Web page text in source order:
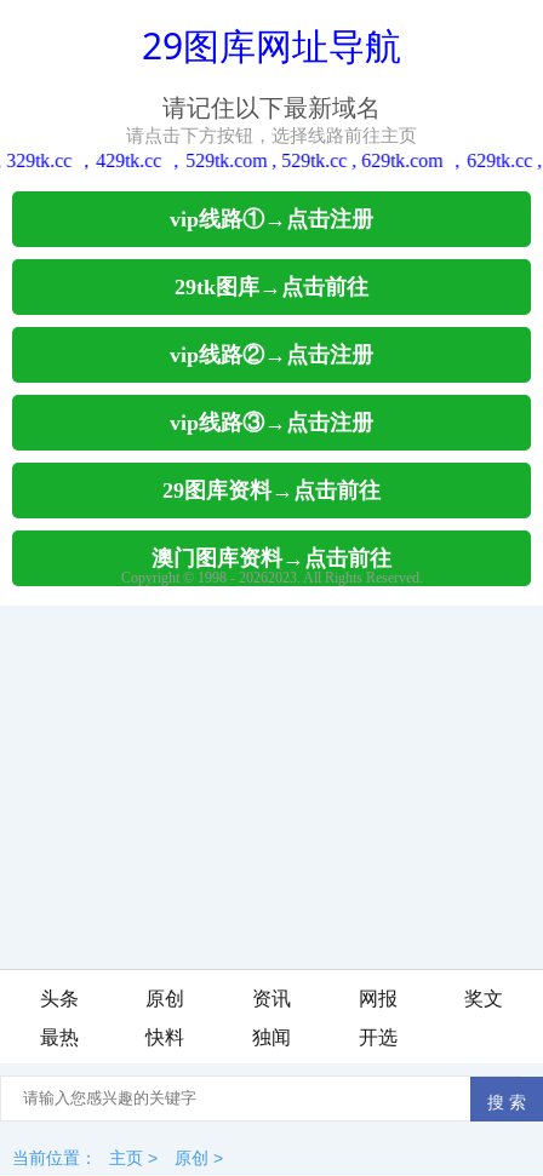
头条 原创 资讯 网报
奖文
最热
快料 独闻 开选
当前位置： 主页 > 原创 >